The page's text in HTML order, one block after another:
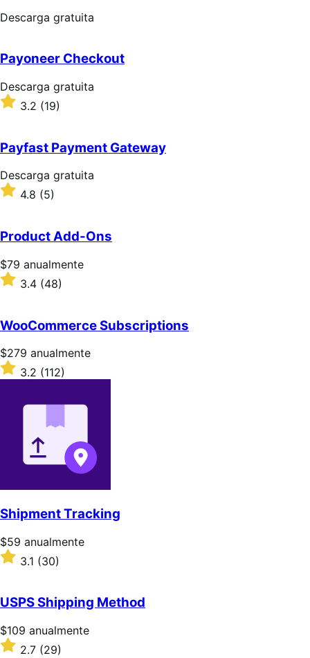
Descarga
Descarga gratuita
Payoneer Checkout
Descarga
gratuita
Descarga gratuita
Valoración:
3.2
5
estrellas
3.2 (19)
Payfast Payment Gateway
Descarga
gratuita
Descarga gratuita
Valoración:
5
estrellas
4.8 (5)
Product Add-Ons
Precio:
$79/anualmente
$79 anualmente
Valoración:
3.4
5
estrellas
3.4 (48)
WooCommerce Subscriptions
Precio:
$279/anualmente
$279 anualmente
Valoración:
3.2
3.2 (112)
Shipment Tracking
Precio:
$59/anualmente
$59 anualmente
Valoración:
3.1
5
estrellas
3.1 (30)
USPS Shipping Method
Precio:
$109/anualmente
$109 anualmente
Valoración:
2.7 (29)